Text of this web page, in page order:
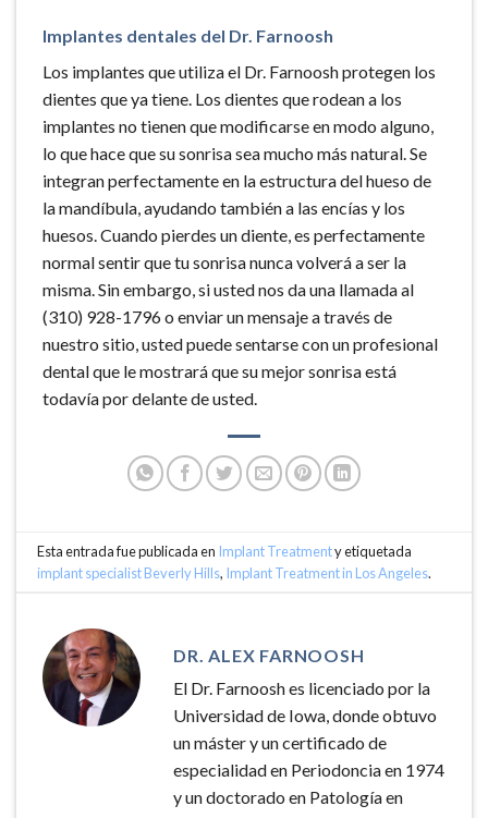
Implantes dentales del Dr. Farnoosh
Los implantes que utiliza el Dr. Farnoosh protegen los
dientes que ya tiene. Los dientes que rodean a los
implantes no tienen que modificarse en modo alguno,
lo que hace que su sonrisa sea mucho más natural. Se
integran perfectamente en la estructura del hueso de
la mandíbula, ayudando también a las encías y los
huesos. Cuando pierdes un diente, es perfectamente
normal sentir que tu sonrisa nunca volverá a ser la
misma. Sin embargo, si usted nos da una llamada al
(310) 928-1796 o enviar un mensaje a través de
nuestro sitio, usted puede sentarse con un profesional
dental que le mostrará que su mejor sonrisa está
todavía por delante de usted.
Esta entrada fue publicada en Implant Treatmenty etiquetada
implant specialist Beverly Hills, Implant Treatment in Los Angeles.
DR. ALEX FARNOOSH
El Dr. Farnoosh es licenciado por la
Universidad de Iowa, donde obtuvo
un máster y un certificado de
especialidad en Periodoncia en 1974
y un doctorado en Patología en